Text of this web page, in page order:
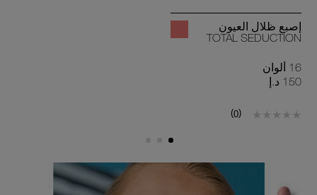
إصبع ظلال العيون
TOTAL SEDUCTION
16 ألوان
150 د.إ
(
0
)